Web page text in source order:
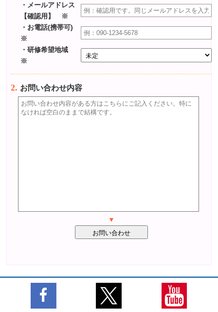
・メールアドレス
【確認用】
※
・お電話(携帯可)
※
・研修希望地域
※
2. お問い合わせ内容
▼